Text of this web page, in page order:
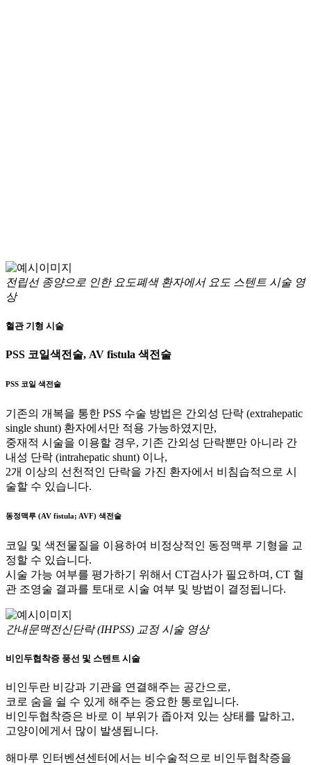
전립선 종양으로 인한 요도폐색 환자에서 요도 스텐트 시술 영
상
혈관 기형 시술
PSS 코일색전술, AV fistula 색전술
PSS 코일 색전술
기존의 개복을 통한 PSS 수술 방법은 간외성 단락 (extrahepatic
single shunt) 환자에서만 적용 가능하였지만,
중재적 시술을 이용할 경우, 기존 간외성 단락뿐만 아니라 간
내성 단락 (intrahepatic shunt) 이나,
2개 이상의 선천적인 단락을 가진 환자에서 비침습적으로 시
술할 수 있습니다.
동정맥루 (AV fistula; AVF) 색전술
코일 및 색전물질을 이용하여 비정상적인 동정맥루 기형을 교
정할 수 있습니다.
시술 가능 여부를 평가하기 위해서 CT검사가 필요하며, CT 혈
관 조영술 결과를 토대로 시술 여부 및 방법이 결정됩니다.
간내문맥전신단락 (IHPSS) 교정 시술 영상
비인두협착증 풍선 및 스텐트 시술
비인두란 비강과 기관을 연결해주는 공간으로,
코로 숨을 쉴 수 있게 해주는 중요한 통로입니다.
비인두협착증은 바로 이 부위가 좁아져 있는 상태를 말하고,
고양이에게서 많이 발생됩니다.
해마루 인터벤션센터에서는 비수술적으로 비인두협착증을